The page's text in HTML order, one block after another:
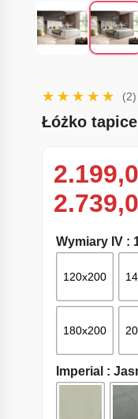
(2)
Łóżko
Wymiary IV :
120x200
180x200
Imperial :